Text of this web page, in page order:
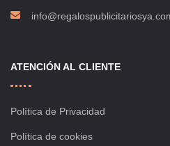
ATENCIÓN AL CLIENTE
Política de Privacidad
Política de cookies